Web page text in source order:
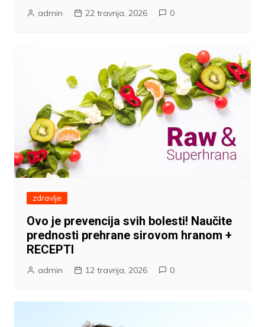
admin 22 travnja, 2026 0
zdravlje
Ovo je prevencija svih bolesti! Naučite
prednosti prehrane sirovom hranom +
RECEPTI
admin 12 travnja, 2026 0